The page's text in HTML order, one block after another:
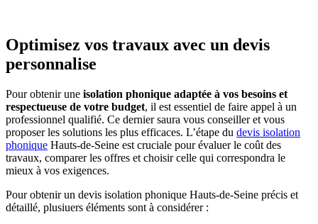
Optimisez vos travaux avec un devis
personnalise
Pour obtenir une isolation phonique adaptée à vos besoins et
respectueuse de votre budget, il est essentiel de faire appel à un
professionnel qualifié. Ce dernier saura vous conseiller et vous
proposer les solutions les plus efficaces. L’étape du devis isolation
phonique Hauts-de-Seine est cruciale pour évaluer le coût des
travaux, comparer les offres et choisir celle qui correspondra le
mieux à vos exigences.
Pour obtenir un devis isolation phonique Hauts-de-Seine précis et
détaillé, plusiuers éléments sont à considérer :